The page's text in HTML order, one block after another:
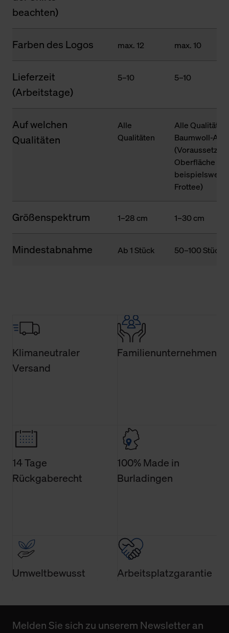
beachten)
Farben des Logos max. 12 max. 10
Lieferzeit
(Arbeitstage)
5–10 5–10
Auf welchen
Qualitäten
Alle
Qualitäten
Alle
Baumwoll-
Oberfläche
Frottee)
Größenspektrum 1–28 cm 1–30 cm
Mindestabnahme Ab 1 Stück 50–100 Stück
Klimaneutraler
Versand
Familienunternehmen
14 Tage
Rückgaberecht
100% Made in
Burladingen
Umweltbewusst Arbeitsplatzgarantie
Melden Sie sich zu unserem Newsletter an